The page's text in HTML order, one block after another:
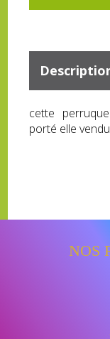
cette
porté elle
NOS